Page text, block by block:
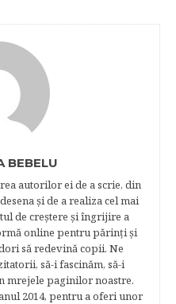
BEBELU
autorilor ei de a scrie, din
şi de a realiza cel mai
de creştere şi îngrijire a
online pentru părinţi şi
să redevină copii. Ne
să-i fascinăm, să-i
mrejele paginilor noastre.​
2014, pentru a oferi unor